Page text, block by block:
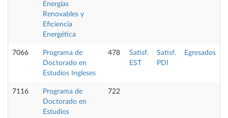
Energías
Renovables y
Eficiencia
Energética
7066
Programa de
Doctorado en
Estudios Ingleses
478
Satisf.
EST
Satisf.
PDI
Egresados
7116
Programa de
Doctorado en
Estudios
722